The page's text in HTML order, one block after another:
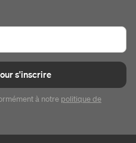
s'inscrire
à notre politique de